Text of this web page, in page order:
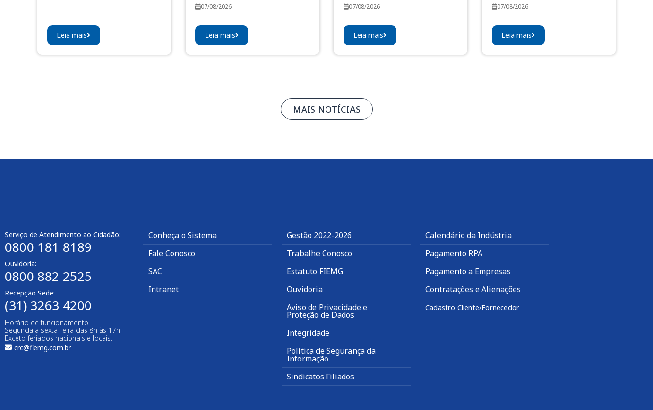
Leia mais
07/08/2026
Leia mais
07/08/2026
Leia mais
07/08/2026
Leia mais
MAIS NOTÍCIAS
Serviço de Atendimento ao Cidadão:
0800 181 8189
Ouvidoria:
0800 882 2525​
Recepção Sede:
(31) 3263 4200
Horário de funcionamento:
Segunda a sexta-feira das 8h às 17h
Exceto feriados nacionais e locais.
crc@fiemg.com.br
Conheça o Sistema
Fale Conosco
SAC
Intranet
Gestão 2022-2026
Trabalhe Conosco
Estatuto FIEMG
Ouvidoria
Aviso de Privacidade e
Proteção de Dados
Integridade
Política de Segurança da
Informação
Sindicatos Filiados
Calendário da Indústria
Pagamento RPA
Pagamento a Empresas
Contratações e Alienações
Cadastro Cliente/Fornecedor